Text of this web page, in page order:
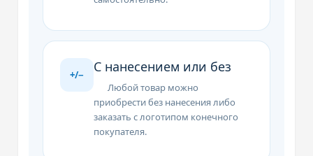
+/− С нанесением или без
Любой товар можно
приобрести без нанесения либо
заказать с логотипом конечного
покупателя.